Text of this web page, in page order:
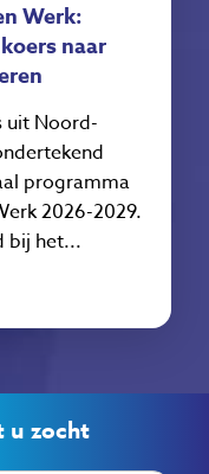
Werk:
naar
uit Noord-
programma
2026-2029.
bij het...
u zocht